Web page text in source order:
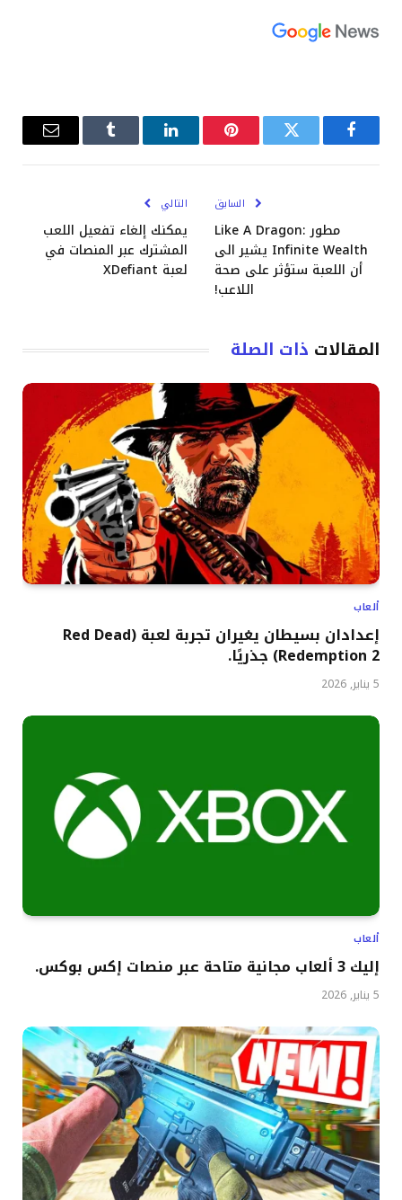
فيسبوكتويتر بينتيريستلينكدإن Tumblrالبريد
السابق
مطور Like A Dragon:
Infinite Wealth يشير الى
أن اللعبة ستؤثر على صحة
اللاعب!
التالي
يمكنك إلغاء تفعيل اللعب
المشترك عبر المنصات في
لعبة XDefiant
المقالات ذات الصلة
ألعاب
إعدادان بسيطان يغيران تجربة لعبة (Red Dead
Redemption 2) جذريًا.
5 يناير, 2026
ألعاب
إليك 3 ألعاب مجانية متاحة عبر منصات إكس بوكس.
5 يناير, 2026